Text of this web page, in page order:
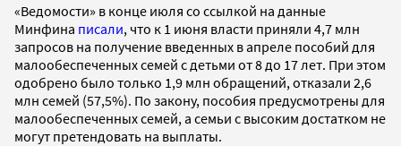
«Ведомости» в конце июля со ссылкой на данные
Минфина писали, что к 1 июня власти приняли 4,7 млн
запросов на получение введенных в апреле пособий для
малообеспеченных семей с детьми от 8 до 17 лет. При этом
одобрено было только 1,9 млн обращений, отказали 2,6
млн семей (57,5%). По закону, пособия предусмотрены для
малообеспеченных семей, а семьи с высоким достатком не
могут претендовать на выплаты.